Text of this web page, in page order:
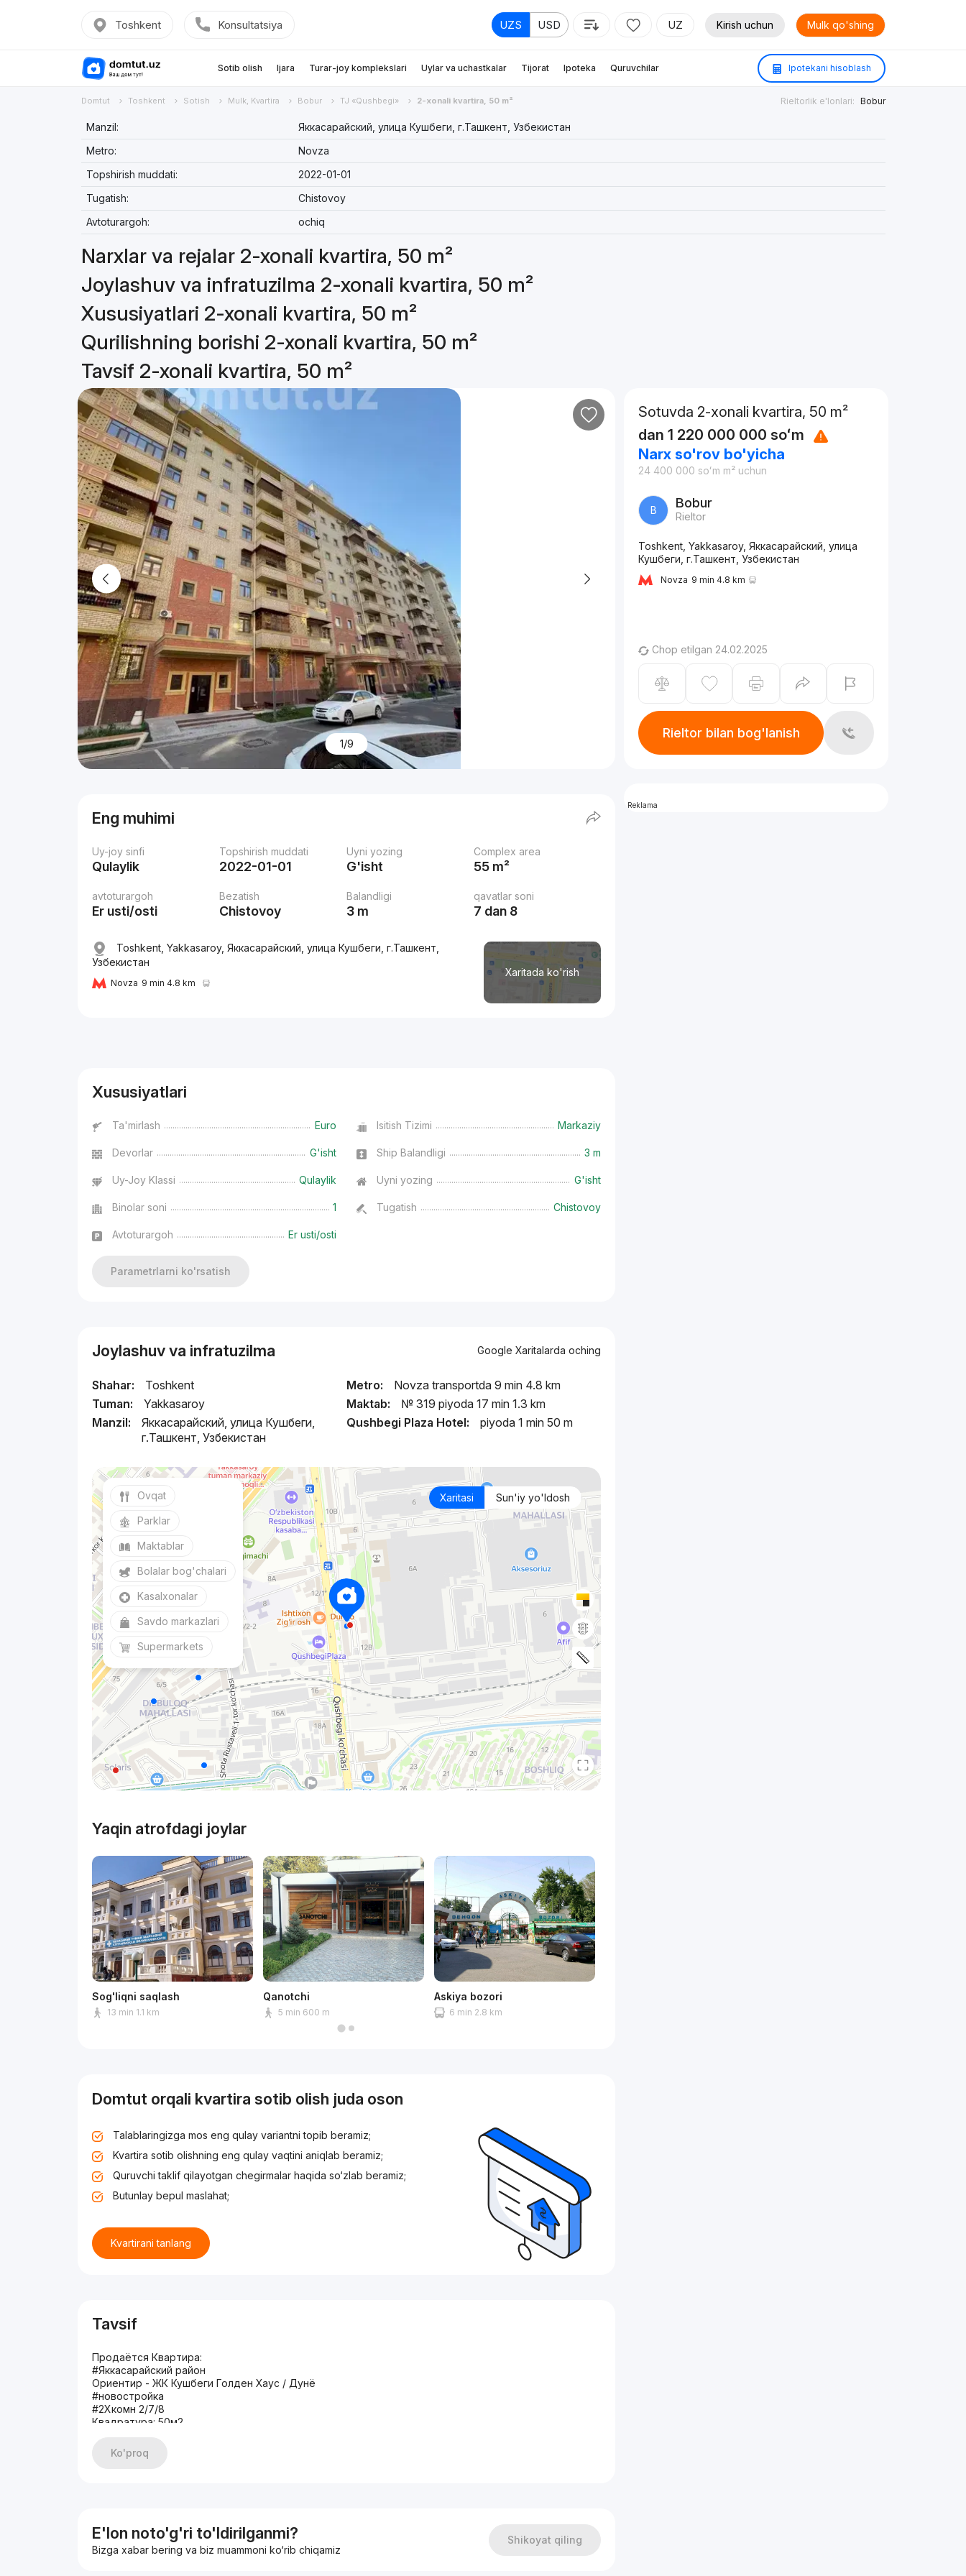
Toshkent Konsultatsiya UZS USD UZ Kirish uchun Mulk qo'shing
Sotib olish Ijara Turar-joy komplekslari Uylar va uchastkalar Tijorat Ipoteka Quruvchilar Ipotekani hisoblash
Domtut Toshkent Sotish Mulk, Kvartira Bobur TJ «Qushbegi» 2-xonali kvartira, 50 m² Rieltorlik e'lonlari: Bobur
Manzil:
Яккасарайский, улица Кушбеги, г.Ташкент, Узбекистан
Metro:
Novza
Topshirish muddati:
2022-01-01
Tugatish:
Chistovoy
Avtoturargoh:
ochiq
Narxlar va rejalar 2-xonali kvartira, 50 m²
Joylashuv va infratuzilma 2-xonali kvartira, 50 m²
Xususiyatlari 2-xonali kvartira, 50 m²
Qurilishning borishi 2-xonali kvartira, 50 m²
Tavsif 2-xonali kvartira, 50 m²
1/9
Eng muhimi
Uy-joy sinfi
Qulaylik
Topshirish muddati
2022-01-01
Uyni yozing
G'isht
Complex area
55 m²
avtoturargoh
Er usti/osti
Bezatish
Chistovoy
Balandligi
3 m
qavatlar soni
7 dan 8
Xaritada ko'rish
Toshkent, Yakkasaroy, Яккасарайский, улица Кушбеги, г.Ташкент,
Узбекистан
Novza 9 min 4.8 km
Xususiyatlari
Ta'mirlash Euro Isitish Tizimi Markaziy
Devorlar G'isht Ship Balandligi 3 m
Uy-Joy Klassi Qulaylik Uyni yozing G'isht
Binolar soni 1 Tugatish Chistovoy
Avtoturargoh Er usti/osti
Parametrlarni ko'rsatish
Joylashuv va infratuzilma Google Xaritalarda oching
Shahar:
Toshkent
Tuman:
Yakkasaroy
Manzil:
Яккасарайский, улица Кушбеги,
г.Ташкент, Узбекистан
Metro:
Novza transportda 9 min 4.8 km
Maktab:
№ 319 piyoda 17 min 1.3 km
Qushbegi Plaza Hotel:
piyoda 1 min 50 m
Xaritasi Sun'iy yo'ldosh
Ovqat
Parklar
Maktablar
Bolalar bog'chalari
Kasalxonalar
Savdo markazlari
Supermarkets
Yaqin atrofdagi joylar
Sog'liqni saqlash
13 min 1.1 km
Qanotchi
5 min 600 m
Askiya bozori
6 min 2.8 km
Domtut orqali kvartira sotib olish juda oson
Talablaringizga mos eng qulay variantni topib beramiz;
Kvartira sotib olishning eng qulay vaqtini aniqlab beramiz;
Quruvchi taklif qilayotgan chegirmalar haqida so‘zlab beramiz;
Butunlay bepul maslahat;
Kvartirani tanlang
Tavsif
Продаётся Квартира:
#Яккасарайский район
Ориентир - ЖК Кушбеги Голден Хаус / Дунё
#новостройка
#2Хкомн 2/7/8
Квадратура: 50м2
Цена : 100.000$ торг
+998336192222
Ko'proq
E'lon noto'g'ri to'ldirilganmi?
Bizga xabar bering va biz muammoni ko‘rib chiqamiz
Shikoyat qiling
Sotuvda 2-xonali kvartira, 50 m²
dan 1 220 000 000 soʻm
Narx so'rov bo'yicha
24 400 000 soʻm m² uchun
B Bobur
Rieltor
Toshkent, Yakkasaroy, Яккасарайский, улица
Кушбеги, г.Ташкент, Узбекистан
Novza 9 min 4.8 km
Chop etilgan 24.02.2025
Rieltor bilan bog'lanish
Reklama